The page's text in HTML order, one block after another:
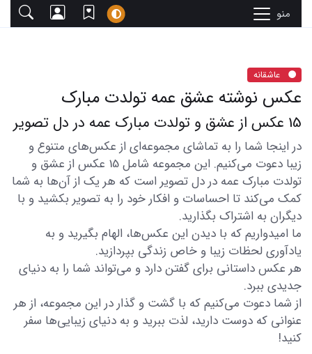
منو
عاشقانه
عکس نوشته عشق عمه تولدت مبارک
15 عکس از عشق و تولدت مبارک عمه در دل تصویر
در اینجا شما را به تماشای مجموعه‌ای از عکس‌های متنوع و
زیبا دعوت می‌کنیم. این مجموعه شامل 15 عکس از عشق و
تولدت مبارک عمه در دل تصویر است که هر یک از آن‌ها به شما
کمک می‌کند تا احساسات و افکار خود را به تصویر بکشید و با
دیگران به اشتراک بگذارید.
ما امیدواریم که با دیدن این عکس‌ها، الهام بگیرید و به
یادآوری لحظات زیبا و خاص زندگی بپردازید.
هر عکس داستانی برای گفتن دارد و می‌تواند شما را به دنیای
جدیدی ببرد.
از شما دعوت می‌کنیم که با گشت و گذار در این مجموعه، از هر
عنوانی که دوست دارید، لذت ببرید و به دنیای زیبایی‌ها سفر
کنید!